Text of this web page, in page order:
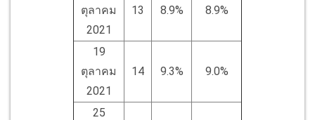
ตุลาคม
2021
13 8.9% 8.9%
19
ตุลาคม
2021
14 9.3% 9.0%
25